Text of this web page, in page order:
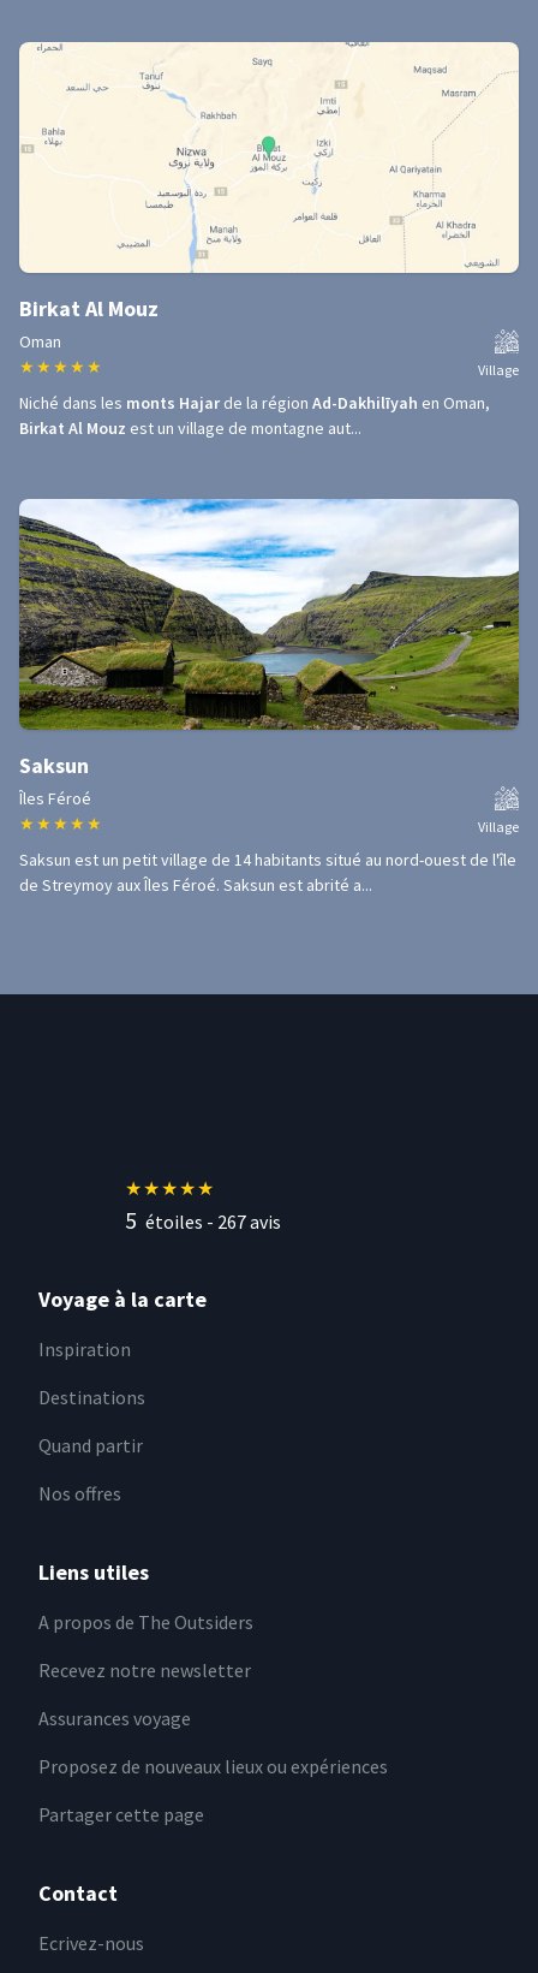
Birkat Al Mouz
Oman
★ ★ ★ ★ ★ Village
Niché dans les monts Hajarde la région Ad-Dakhilīyah en Oman,
Birkat Al Mouz est un village de montagne aut...
Saksun
Îles Féroé
★ ★ ★ ★ ★ Village
Saksun est un petit village de 14 habitants situé au nord-ouest de l'île
de Streymoy aux Îles Féroé. Saksun est abrité a...
★★★★★
5 étoiles - 267avis
Voyage à la carte
Inspiration
Destinations
Quand partir
Nos offres
Liens utiles
A propos de The Outsiders
Recevez notre newsletter
Assurances voyage
Proposez de nouveaux lieux ou expériences
Partager cette page
Contact
Ecrivez-nous